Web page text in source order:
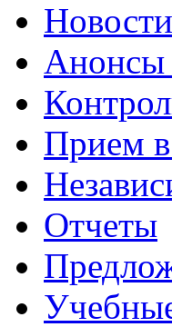
Новости
Анонсы
Прием
Отчеты